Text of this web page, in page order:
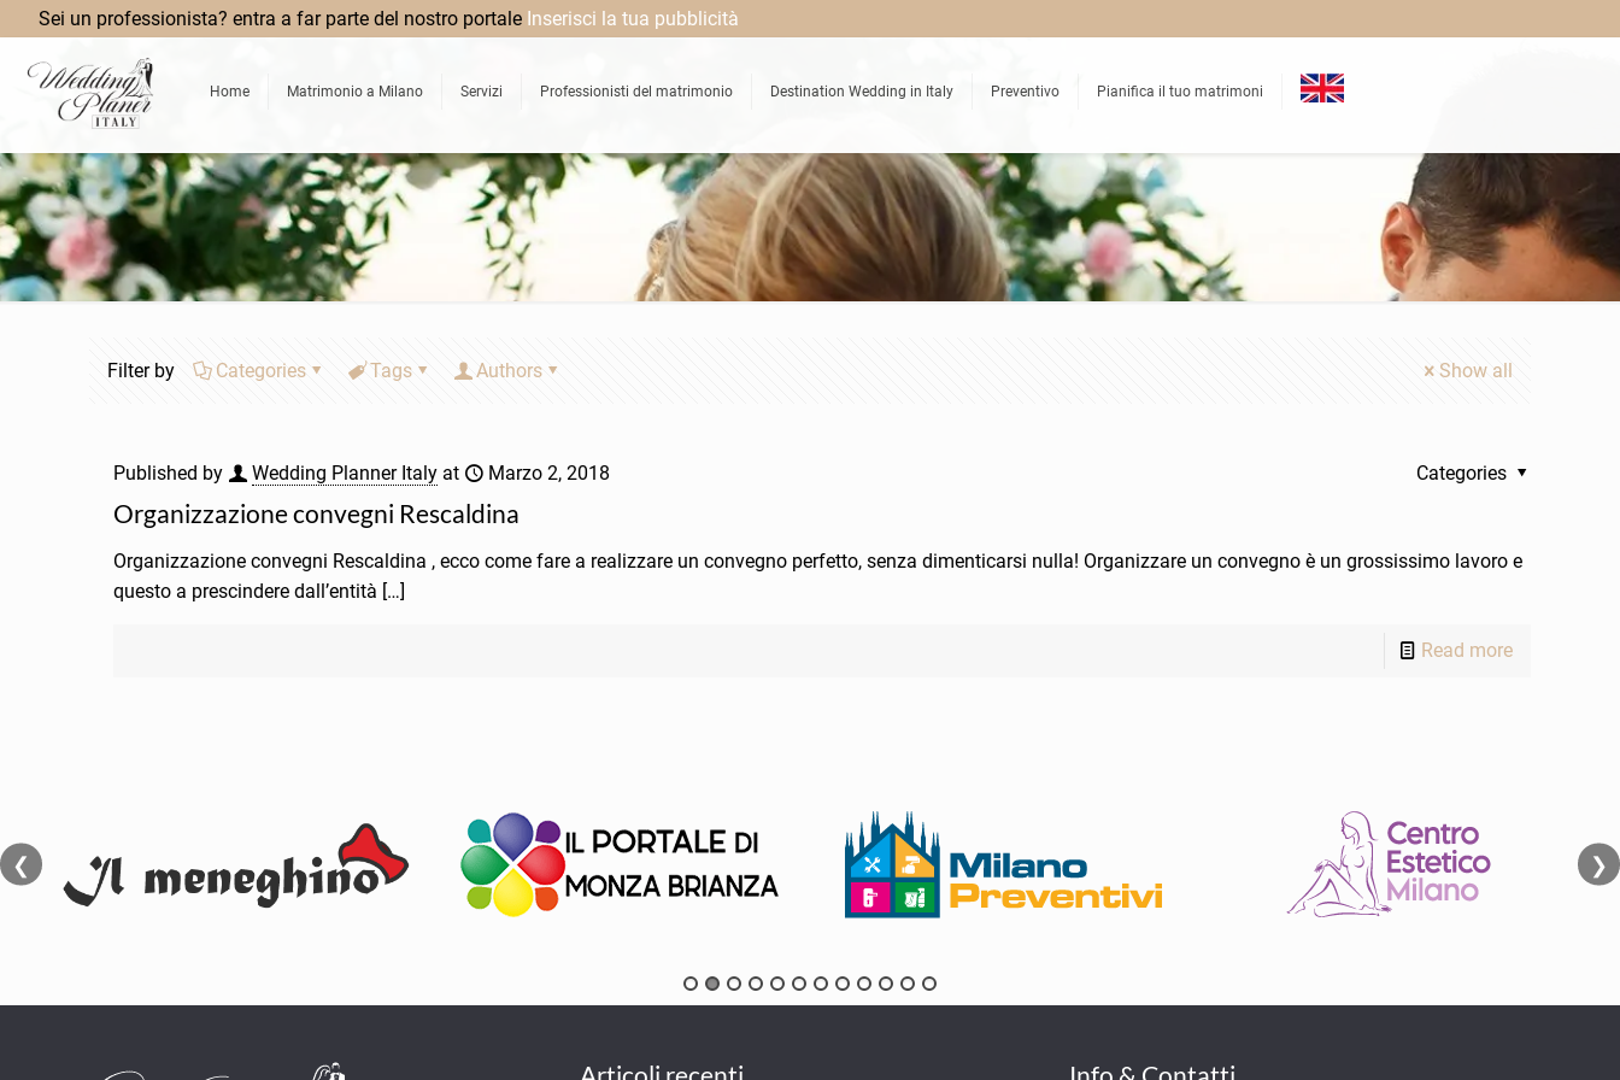
Sei un professionista? entra a far parte del nostro portale Inserisci la tua pubblicità
Home Matrimonio a Milano Servizi Professionisti del matrimonio Destination Wedding in Italy Preventivo Pianifica il tuo matrimoni
Filter by Categories Tags Authors Show all
Published by Wedding Planner Italy at Marzo 2, 2018 Categories
Organizzazione convegni Rescaldina
Organizzazione convegni Rescaldina , ecco come fare a realizzare un convegno perfetto, senza dimenticarsi nulla! Organizzare un convegno è un grossissimo lavoro e
questo a prescindere dall’entità […]
Read more
❮ ❯